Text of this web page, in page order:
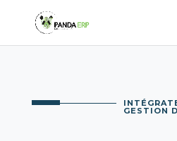
GESTION